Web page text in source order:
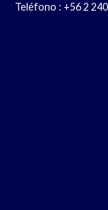
Teléfono : +56 2